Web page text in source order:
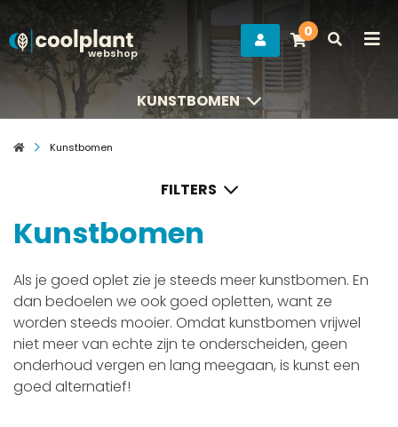
webshop
0
KUNSTBOMEN
KUNSTBOMEN
Kunstbomen
Kunstbomen
Als je goed oplet zie je steeds meer kunstbomen. En
dan bedoelen we ook goed opletten, want ze
worden steeds mooier. Omdat kunstbomen vrijwel
niet meer van echte zijn te onderscheiden, geen
onderhoud vergen en lang meegaan, is kunst een
goed alternatief!
FILTERS